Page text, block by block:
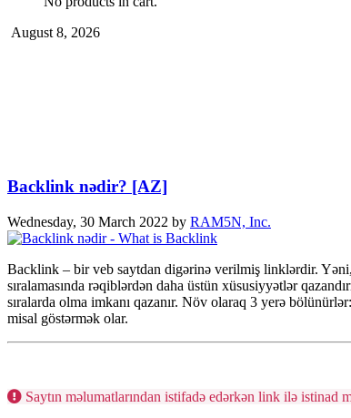
August 8, 2026
Backlink nədir? [AZ]
Wednesday, 30 March 2022 by RAM5N, Inc.
Backlink – bir veb saytdan digərinə verilmiş linklərdir.
sıralamasında rəqiblərdən daha üstün xüsusiyyətlər
sıralarda olma imkanı qazanır. Növ olaraq 3 yerə
misal göstərmək olar.
Saytın məlumatlarından istifadə edərkən link ilə istinad